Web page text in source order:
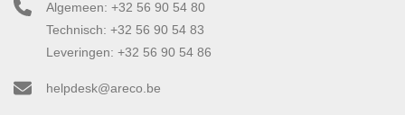
Algemeen: +32 56 90 54 80
Technisch: +32 56 90 54 83
Leveringen: +32 56 90 54 86
helpdesk@areco.be